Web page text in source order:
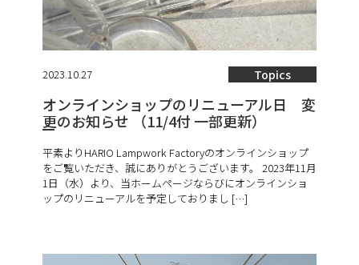
Topics
2023.10.27
オンラインショップのリニューアル日 変
更のお知らせ （11/4付 一部更新）
平素よりHARIO Lampwork Factoryのオンラインショップ
をご覧いただき、誠にありがとうございます。 2023年11月
1日（水）より、当ホームページならびにオンラインショ
ップのリニューアルを予定しておりまし […]